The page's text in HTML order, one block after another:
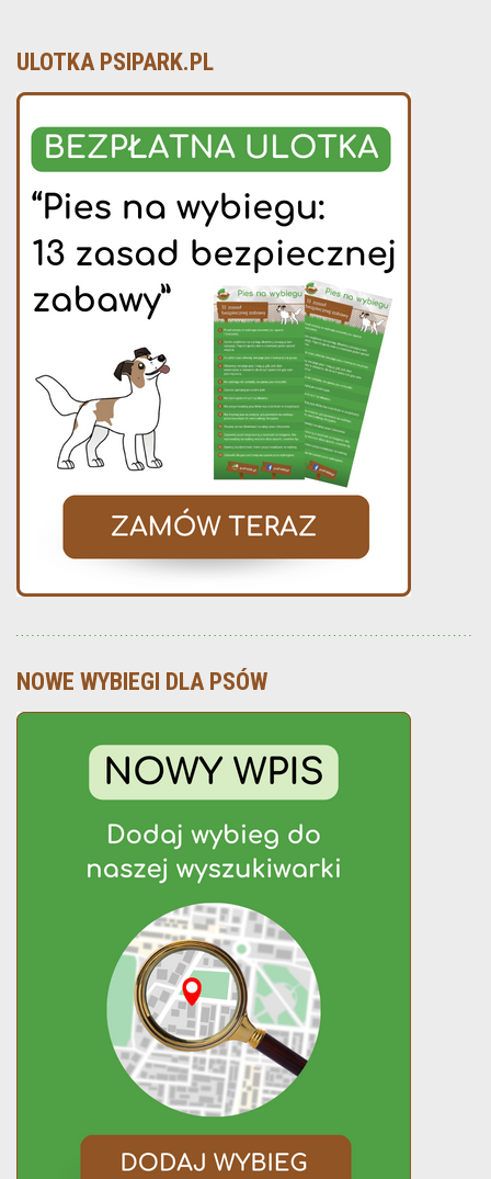
ULOTKA PSIPARK.PL
NOWE WYBIEGI DLA PSÓW